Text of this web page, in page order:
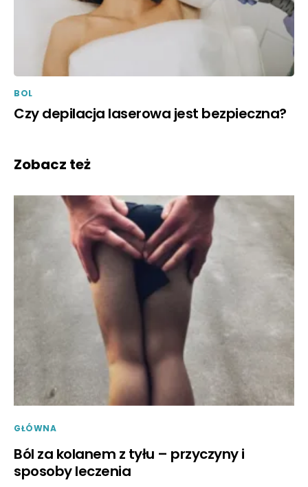
BOL
Czy depilacja laserowa jest bezpieczna?
Zobacz też
GŁÓWNA
Ból za kolanem z tyłu – przyczyny i
sposoby leczenia